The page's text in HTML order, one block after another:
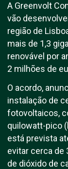
A Greenvolt
vão
região de
mais de 1,3
renovável por
2 milhões de
O acordo,
instalação de
fotovoltaicos,
quilowatt-pico
está prevista
evitar cerca de
de dióxido de